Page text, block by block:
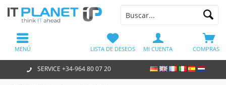
SERVICE +34-964 80 07 20
COMPRAS
LISTA DE DESEOS MI CUENTA
MENÚ